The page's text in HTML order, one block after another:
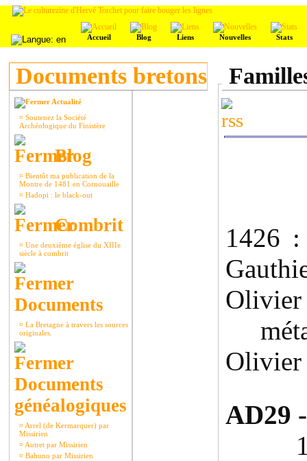
Accueil Blog Liens Nouvelles Stats
Documents bretons
Actualité
¤ Soutenez la Société
Archéologique du Finistère
Blog
¤ Bientôt ma publication de la
Montre de 1481 en Cornouaille
¤ Hadopi : le black-out
Combrit
¤ Une deuxième église du XIIIe
siècle à combrit
Documents
¤ La Bretagne à travers les sources
originales.
Documents
généalogiques
¤ Arrel (de Kermarquer) par
Missirien
¤ Autret par Missirien
¤ Bahuno par Missirien
1426
Olivier
AD29